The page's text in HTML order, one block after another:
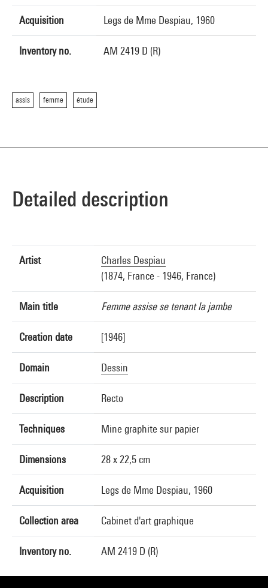
Acquisition Legs de Mme Despiau, 1960
Inventory no. AM 2419 D (R)
assis femme étude
Detailed description
Artist
Charles Despiau
(1874, France - 1946, France)
Main title Femme assise se tenant la jambe
Creation date [1946]
Domain Dessin
Description Recto
Techniques Mine graphite sur papier
Dimensions 28 x 22,5 cm
Acquisition Legs de Mme Despiau, 1960
Collection area Cabinet d'art graphique
Inventory no. AM 2419 D (R)